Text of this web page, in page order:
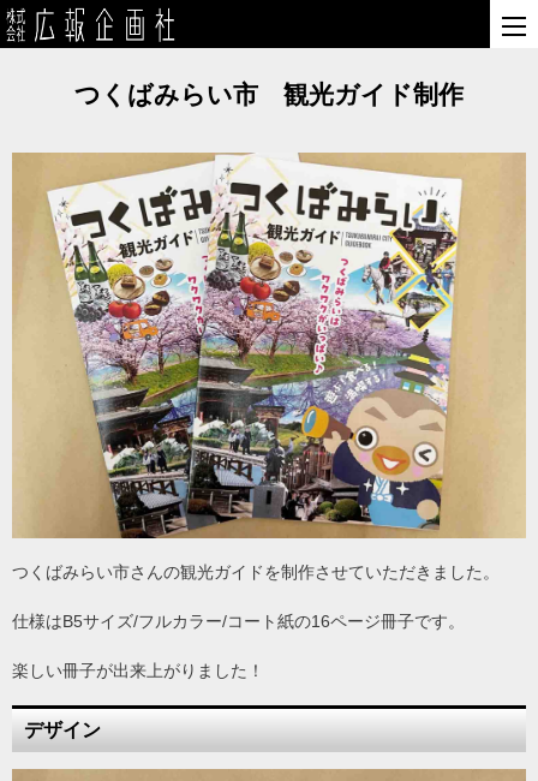
つくばみらい市 観光ガイド制作
つくばみらい市さんの観光ガイドを制作させていただきました。
仕様はB5サイズ/フルカラー/コート紙の16ページ冊子です。
楽しい冊子が出来上がりました！
デザイン